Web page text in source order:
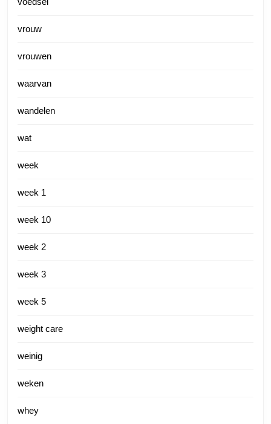
vrouw
vrouwen
waarvan
wandelen
wat
week
week 1
week 10
week 2
week 3
week 5
weight care
weinig
weken
whey